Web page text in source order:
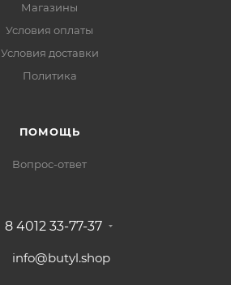
Магазины
Условия оплаты
Условия доставки
Политика
ПОМОЩЬ
Вопрос-ответ
8 4012 33-77-37
info@butyl.shop